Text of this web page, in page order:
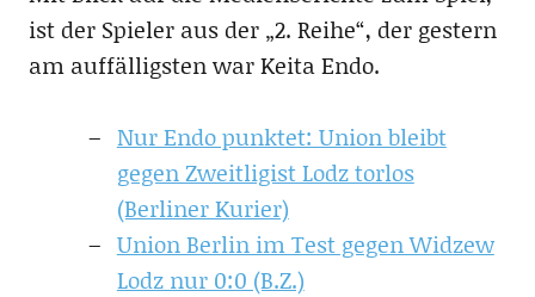
ist der Spieler aus der „2. Reihe“, der gestern
am auffälligsten war Keita Endo.
Nur Endo punktet: Union bleibt
gegen Zweitligist Lodz torlos
(Berliner Kurier)
Union Berlin im Test gegen Widzew
Lodz nur 0:0 (B.Z.)